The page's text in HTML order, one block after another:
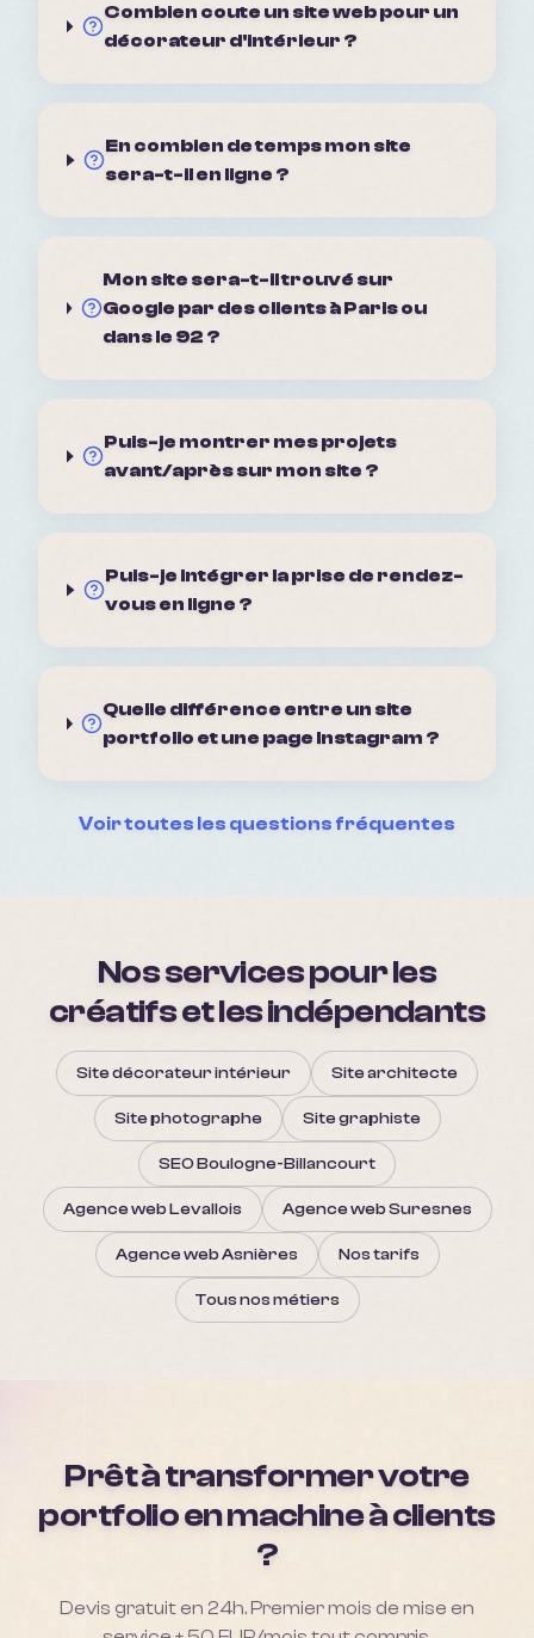
Combien coute un site web pour un
décorateur d'intérieur ?
En combien de temps mon site
sera-t-il en ligne ?
Mon site sera-t-il trouvé sur
Google par des clients à Paris ou
dans le 92 ?
Puis-je montrer mes projets
avant/après sur mon site ?
Puis-je intégrer la prise de rendez-
vous en ligne ?
Quelle différence entre un site
portfolio et une page Instagram ?
Voir toutes les questions fréquentes
Nos services pour les
créatifs et les indépendants
Site décorateur intérieur Site architecte
Site photographe Site graphiste
SEO Boulogne-Billancourt
Agence web Levallois Agence web Suresnes
Agence web Asnières Nos tarifs
Tous nos métiers
Prêt à transformer votre
portfolio en machine à clients
?
Devis gratuit en 24h. Premier mois de mise en